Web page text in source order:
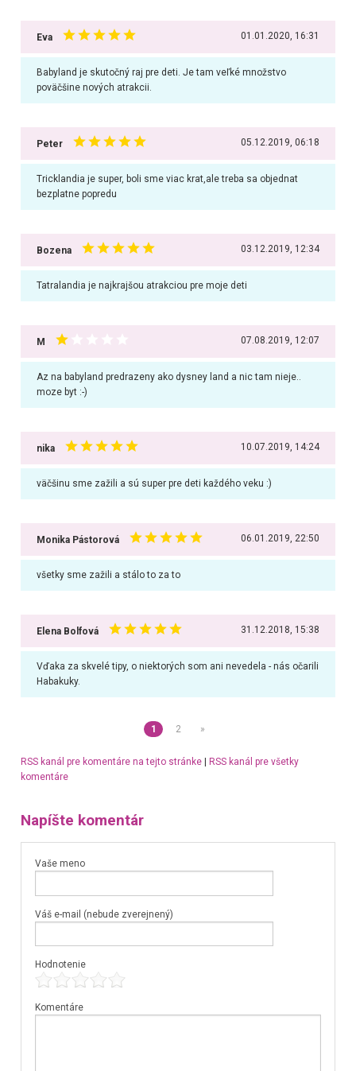
Eva 01.01.2020, 16:31
Babyland je skutočný raj pre deti. Je tam veľké množstvo
poväčšine nových atrakcii.
Peter 05.12.2019, 06:18
Tricklandia je super, boli sme viac krat,ale treba sa objednat
bezplatne popredu
Bozena 03.12.2019, 12:34
Tatralandia je najkrajšou atrakciou pre moje deti
M 07.08.2019, 12:07
Az na babyland predrazeny ako dysney land a nic tam nieje..
moze byt :-)
nika 10.07.2019, 14:24
väčšinu sme zažili a sú super pre deti každého veku :)
Monika Pástorová 06.01.2019, 22:50
všetky sme zažili a stálo to za to
Elena Bolfová 31.12.2018, 15:38
Vďaka za skvelé tipy, o niektorých som ani nevedela - nás očarili
Habakuky.
1 2 »
RSS kanál pre komentáre na tejto stránke|
RSS kanál pre všetky
komentáre
Napíšte komentár
Vaše meno
Váš e-mail (nebude zverejnený)
Hodnotenie
Komentáre